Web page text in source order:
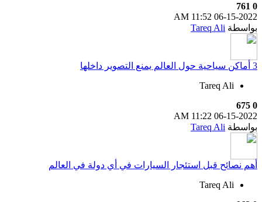
0
761
06-15-2022
11:52 AM
بواسطة Tareq Ali
3 أماكن سياحية حول العالم يمنع التصوير داخلها
Tareq Ali
0
675
06-15-2022
11:22 AM
بواسطة Tareq Ali
أهم نصائح قبل استئجار السيارات في أي دولة في العالم
Tareq Ali